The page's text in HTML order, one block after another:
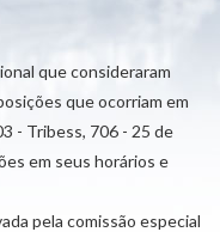
que consideraram
que ocorriam em
- Tribess, 706 - 25 de
em seus horários e
pela comissão especial